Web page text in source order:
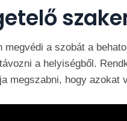
a szobát a
a helyiségből.
megszabni, hogy azokat